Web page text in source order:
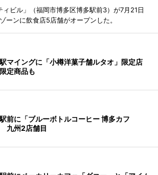
ビル」（福岡市博多区博多駅前3）が7月21日
ーンに飲食店5店舗がオープンした。
マイングに「小樽洋菓子舗ルタオ」限定店
定商品も
前に「ブルーボトルコーヒー 博多カフ
九州2店舗目